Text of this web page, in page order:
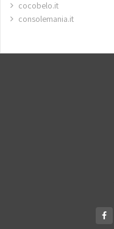
cocobelo.it
consolemania.it